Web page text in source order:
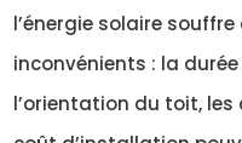
l’énergie solaire
inconvénients : la
l’orientation du toit,